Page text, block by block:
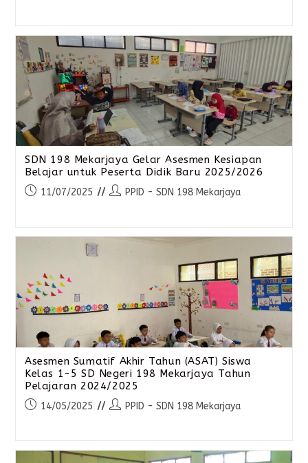
SDN 198 Mekarjaya Gelar Asesmen Kesiapan
Belajar untuk Peserta Didik Baru 2025/2026
11/07/2025 PPID - SDN 198 Mekarjaya
Asesmen Sumatif Akhir Tahun (ASAT) Siswa
Kelas 1-5 SD Negeri 198 Mekarjaya Tahun
Pelajaran 2024/2025
14/05/2025 PPID - SDN 198 Mekarjaya